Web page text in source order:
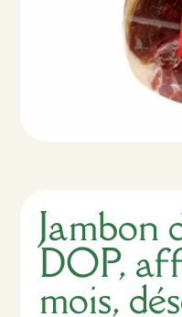
Jambon
DOP,
mois,